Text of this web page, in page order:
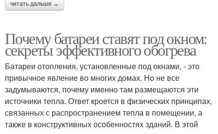
читать дальше →
Почему батареи ставят под окном:
секреты эффективного обогрева
Батареи отопления, установленные под окнами, - это
привычное явление во многих домах. Но не все
задумываются, почему именно там размещаются эти
источники тепла. Ответ кроется в физических принципах,
связанных с распространением тепла в помещении, а
также в конструктивных особенностях зданий. В этой